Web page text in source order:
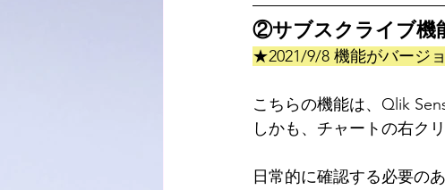
②サブスクライブ機
★2021/9/8 機能がバージ
こちらの機能は、Qlik
しかも、チャートの右ク
日常的に確認する必要の